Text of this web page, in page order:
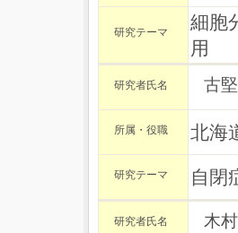
研究テーマ
細胞
用
研究者氏名 古
所属・役職 北海
研究テーマ 自閉
研究者氏名 木